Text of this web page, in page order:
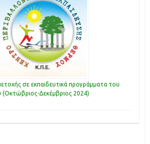
σε εκπαιδευτικά προγράμματα του
Δεκέμβριος 2024)